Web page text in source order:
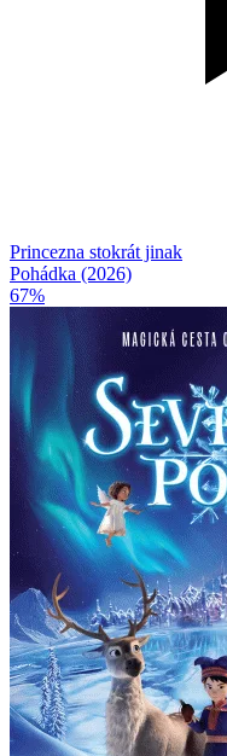
Princezna stokrát jinak
Pohádka (2026)
67%